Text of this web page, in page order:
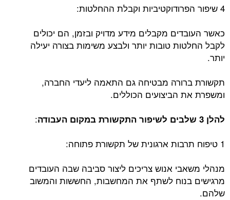
4 שיפור הפרודוקטיביות וקבלת ההחלטות:
כאשר העובדים מקבלים מידע מדויק ובזמן, הם יכולים
לקבל החלטות טובות יותר ולבצע משימות בצורה יעילה
יותר.
תקשורת ברורה מבטיחה גם התאמה ליעדי החברה,
ומשפרת את הביצועים הכוללים.
להלן 3 שלבים לשיפור התקשורת במקום העבודה
:
1 טיפוח תרבות ארגונית של תקשורת פתוחה:
מנהלי משאבי אנוש צריכים ליצור סביבה שבה העובדים
מרגישים בנוח לשתף את המחשבות, החששות והמשוב
שלהם.